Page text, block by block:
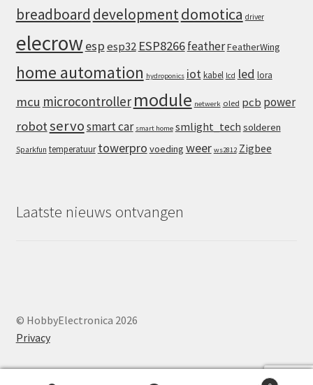
breadboard developmentdomotica driver
elecrowespesp32 ESP8266featherFeatherWing
home automation hydroponics iot kabel lcd led lora
mcu microcontroller module netwerk oled pcb power
robotservosmart car smart home smlight_tech solderen
Sparkfun temperatuur towerpro voeding weer ws2812 Zigbee
Laatste nieuws ontvangen
© HobbyElectronica 2026
Privacy